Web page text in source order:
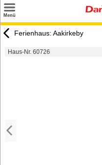
Menü
Urlaubsziele
Ferienhaus: Aakirkeby
Haus-Nr. 60726